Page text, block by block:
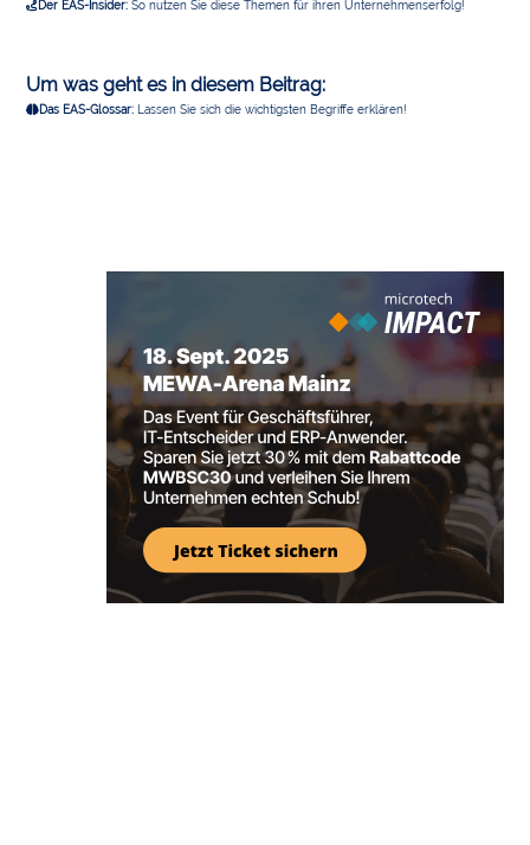
Der EAS-Insider: So nutzen Sie diese Themen für ihren Unternehmenserfolg!
Um was geht es in diesem Beitrag:
Das EAS-Glossar: Lassen Sie sich die wichtigsten Begriffe erklären!